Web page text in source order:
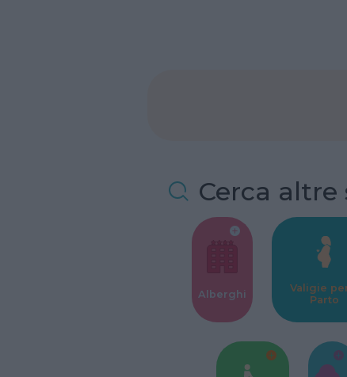
Cerca
Alberghi
Valigie
Parto